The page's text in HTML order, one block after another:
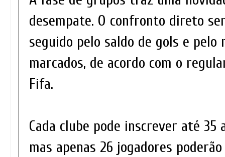
desempate. O confronto direto
seguido pelo saldo de gols e pelo
marcados, de acordo com o
Fifa.
Cada clube pode inscrever até
mas apenas 26 jogadores